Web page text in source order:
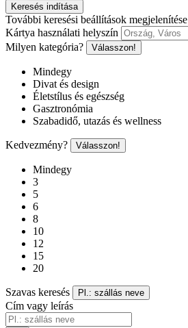
Keresés indítása
További keresési beállítások megjelenítése
Kártya használati helyszín
Milyen kategória?
Válasszon!
Mindegy
Divat és design
Életstílus és egészség
Gasztronómia
Szabadidő, utazás és wellness
Kedvezmény? Válasszon!
Mindegy
3
5
6
8
10
12
15
20
Szavas keresés Pl.: szállás neve
Cím vagy leírás